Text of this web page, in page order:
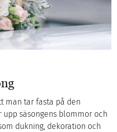
man tar fasta på den
säsongens blommor och
dukning, dekoration och